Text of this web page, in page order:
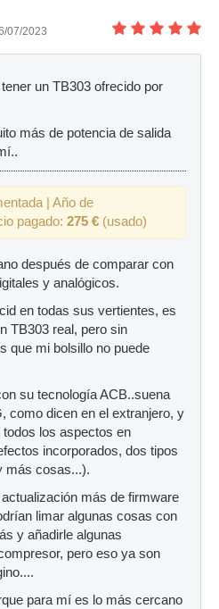
07/2023
un TB303 ofrecido por
más de potencia de salida
| Año de
pagado: 275 € (usado)
después de comparar con
y analógicos.
en todas sus vertientes, es
TB303 real, pero sin
que mi bolsillo no puede
su tecnología ACB..suena
como dicen en el extranjero, y
los aspectos en
incorporados, dos tipos
más cosas...).
más de firmware
limar algunas cosas con
y añadirle algunas
pero eso ya son
para mí es lo más cercano